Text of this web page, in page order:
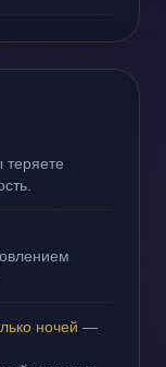
теряете
ночей —